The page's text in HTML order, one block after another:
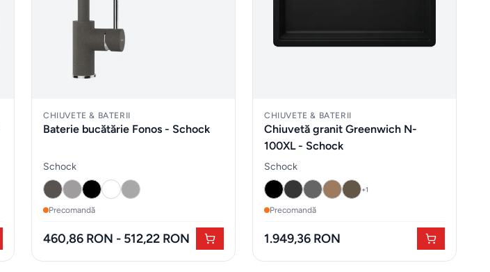
CHIUVETE & BATERII
Baterie bucătărie Fonos - Schock
Schock
Precomandă
460,86 RON - 512,22 RON
CHIUVETE & BATERII
Chiuvetă granit Greenwich N-
100XL - Schock
Schock
+1
Precomandă
1.949,36 RON